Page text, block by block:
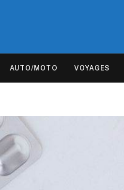
AUTO/MOTO VOYAGES